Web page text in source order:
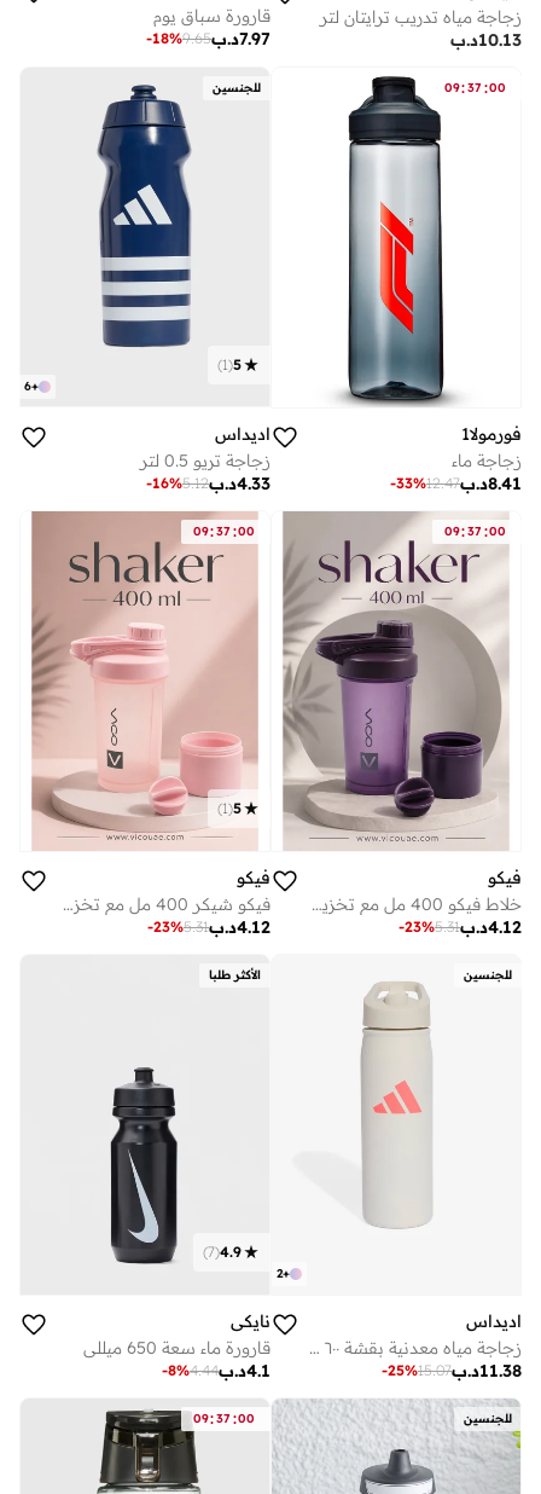
زجاجة مياه تدريب ترايتان لتر
د.ب10.13
قارورة سباق يوم
د.ب7.97
9.65
-18%
09:37 :00
فورمولا1
زجاجة ماء
د.ب8.41
12.47
-33%
للجنسين
+
6
5
(
1
)
اديداس
زجاجة تريو 0.5 لتر
د.ب4.33
5.12
-16%
09:37 :00
فيكو
خلاط فيكو 400 مل مع تخزين باللون البنفسجي
د.ب4.12
5.31
-23%
09:37 :00
5
(
1
)
فيكو
فيكو شيكر 400 مل مع تخزين
د.ب4.12
5.31
-23%
للجنسين
+
2
اديداس
زجاجة مياه معدنية بقشة ٦٠٠ مل
د.ب11.38
15.07
-25%
الأكثر طلبا
4.9
(
7
)
نايكي
قارورة ماء سعة 650 ميللي
د.ب4.1
4.44
-8%
للجنسين 09:37 :00